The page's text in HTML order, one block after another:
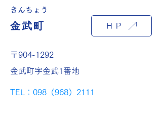
きんちょう
金武町 ＨＰ
〒904-1292
金武町字金武1番地
TEL：098（968）2111